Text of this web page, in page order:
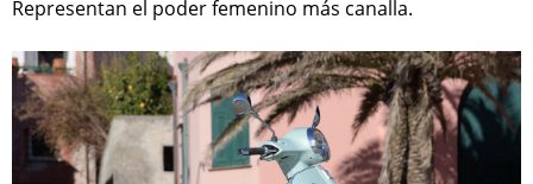
Representan el poder femenino más canalla.